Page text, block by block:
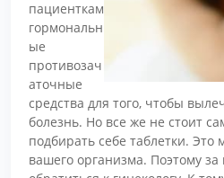
пациенткам
гормональн
ые
противозач
аточные
средства для того, чтобы
болезнь. Но все же не стоит
подбирать себе таблетки. Это
вашего организма. Поэтому